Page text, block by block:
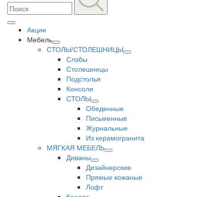
Акции
Мебель
СТОЛЫ/СТОЛЕШНИЦЫ
Слэбы
Столешницы
Подстолья
Консоли
СТОЛЫ
Обеденные
Письменные
Журнальные
Из керамогранита
МЯГКАЯ МЕБЕЛЬ
Диваны
Дизайнерские
Прямые кожаные
Лофт